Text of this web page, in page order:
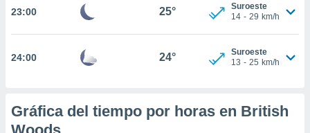
en
a lo que
u
datos
23:00 25°
Suroeste
14 - 29 km/h
24:00 24°
Suroeste
13 - 25 km/h
Gráfica del tiempo por horas en British